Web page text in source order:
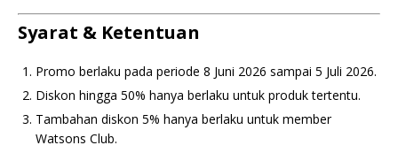
Syarat & Ketentuan
Promo berlaku pada periode 8 Juni 2026 sampai 5 Juli 2026.
Diskon hingga 50% hanya berlaku untuk produk tertentu.
Tambahan diskon 5% hanya berlaku untuk member
Watsons Club.